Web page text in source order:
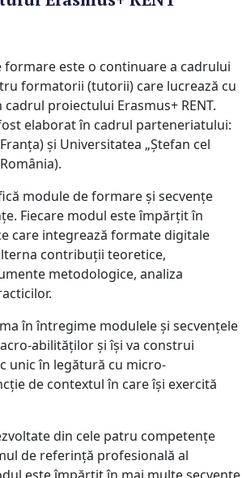
formare este o continuare a cadrului
formatorii (tutorii) care lucrează cu
proiectului Erasmus+ RENT.
elaborat în cadrul parteneriatului:
și Universitatea „Ștefan cel
module de formare și secvențe
Fiecare modul este împărțit în
care integrează formate digitale
contribuții teoretice,
metodologice, analiza
în întregime modulele și secvențele
abilităților și își va construi
unic în legătură cu micro-
de contextul în care își exercită
din cele patru competențe
de referință profesională al